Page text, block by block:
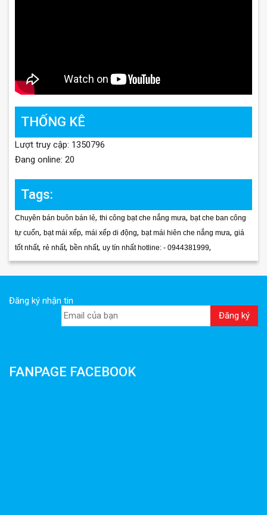
THỐNG KÊ
Lượt truy cập: 1350796
Đang online: 20
Tags:
Chuyên bán buôn bán lẻ, thi công bạt che nắng mưa, bạt che ban công
tự cuốn, bạt mái xếp, mái xếp di động, bạt mái hiên che nắng mưa, giá
tốt nhất, rẻ nhất, bền nhất, uy tín nhất hotline: - 0944381999,
Đăng ký nhận tin
FANPAGE FACEBOOK